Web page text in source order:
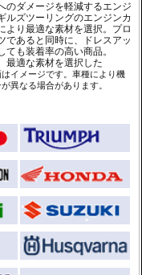
のダメージを軽減するエンジ
ルズツーリングのエンジンカ
より最適な素材を選択。プロ
であると同時に、ドレスアッ
ても装着率の高い商品。
最適な素材を選択した
イメージです。車種により機
異なる場合があります。